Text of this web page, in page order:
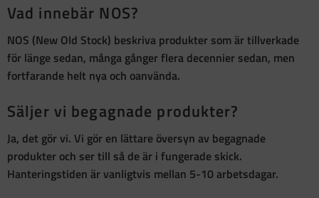
Vad innebär NOS?
NOS (New Old Stock) beskriva produkter som ärtillverkade
för länge sedan, många gånger flera decennier sedan, men
fortfarande helt nya och oanvända.
Säljer vi begagnade produkter?
Ja, det gör vi. Vi gör en lättare översyn av begagnade
produkter och ser till så de är i fungerade skick.
Hanteringstiden är vanligtvis mellan 5-10 arbetsdagar.